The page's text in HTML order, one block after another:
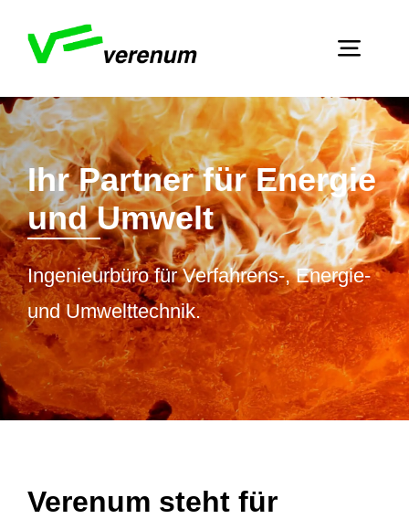
Home
Dienstleistungen
Über Verenum
Publikationen
Kontakt
Ihr Partner für Energie
und Umwelt
Ingenieurbüro für Verfahrens-, Energie-
und Umwelttechnik.
Verenum steht für